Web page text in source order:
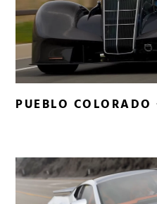
PUEBLO COLORADO